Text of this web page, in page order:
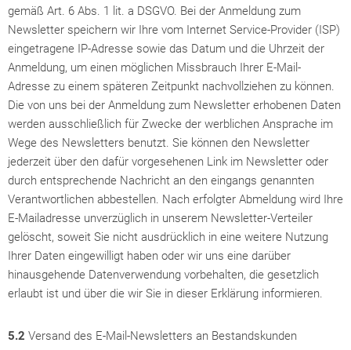
gemäß Art. 6 Abs. 1 lit. a DSGVO. Bei der Anmeldung zum
Newsletter speichern wir Ihre vom Internet Service-Provider (ISP)
eingetragene IP-Adresse sowie das Datum und die Uhrzeit der
Anmeldung, um einen möglichen Missbrauch Ihrer E-Mail-
Adresse zu einem späteren Zeitpunkt nachvollziehen zu können.
Die von uns bei der Anmeldung zum Newsletter erhobenen Daten
werden ausschließlich für Zwecke der werblichen Ansprache im
Wege des Newsletters benutzt. Sie können den Newsletter
jederzeit über den dafür vorgesehenen Link im Newsletter oder
durch entsprechende Nachricht an den eingangs genannten
Verantwortlichen abbestellen. Nach erfolgter Abmeldung wird Ihre
E-Mailadresse unverzüglich in unserem Newsletter-Verteiler
gelöscht, soweit Sie nicht ausdrücklich in eine weitere Nutzung
Ihrer Daten eingewilligt haben oder wir uns eine darüber
hinausgehende Datenverwendung vorbehalten, die gesetzlich
erlaubt ist und über die wir Sie in dieser Erklärung informieren.
5.2 Versand des E-Mail-Newsletters an Bestandskunden